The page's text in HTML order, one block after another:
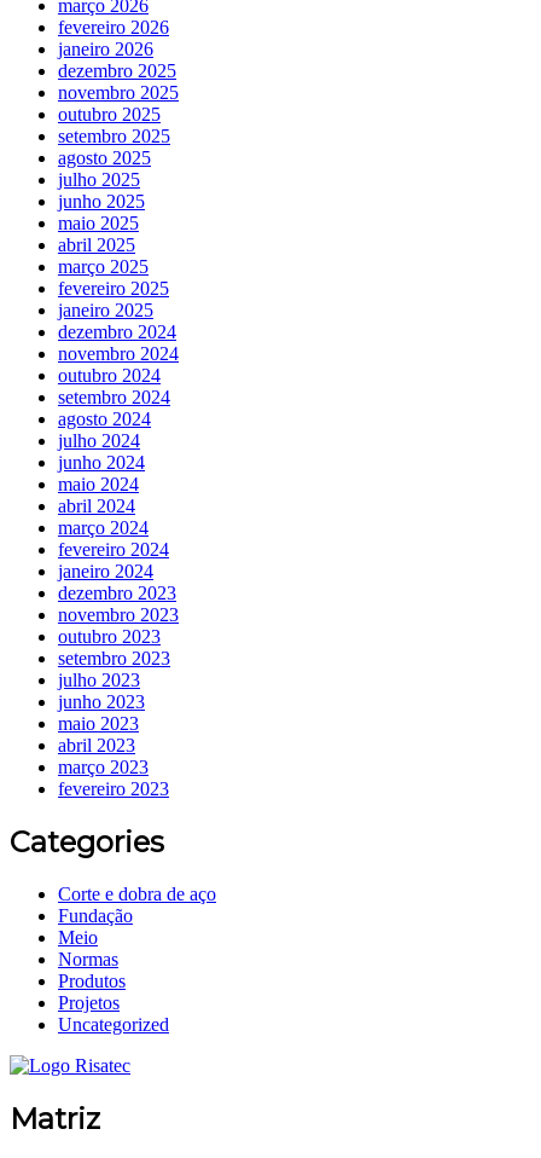
março 2026
fevereiro 2026
janeiro 2026
dezembro 2025
novembro 2025
outubro 2025
setembro 2025
agosto 2025
julho 2025
junho 2025
maio 2025
abril 2025
março 2025
fevereiro 2025
janeiro 2025
dezembro 2024
novembro 2024
outubro 2024
setembro 2024
agosto 2024
julho 2024
junho 2024
maio 2024
abril 2024
março 2024
fevereiro 2024
janeiro 2024
dezembro 2023
novembro 2023
outubro 2023
setembro 2023
julho 2023
junho 2023
maio 2023
abril 2023
março 2023
fevereiro 2023
Categories
Corte e dobra de aço
Fundação
Meio
Normas
Produtos
Projetos
Uncategorized
Matriz